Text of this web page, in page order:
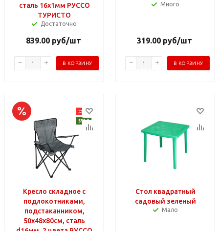
сталь 16х1мм РУССО
ТУРИСТО
Достаточно
839.00руб/шт
В КОРЗИНУ
Много
319.00руб/шт
В КОРЗИНУ
Кресло складное с
подлокотниками,
подстаканником,
50х48х80см, сталь
Стол квадратный
садовый зеленый
Мало